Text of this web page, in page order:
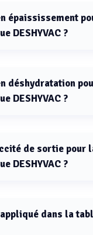
épaississement
DESHYVAC ?
déshydratation
DESHYVAC ?
de sortie pour
DESHYVAC ?
dans la